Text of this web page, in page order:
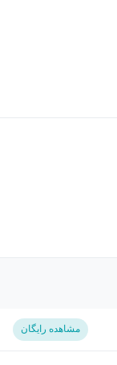
مشاهده رایگان